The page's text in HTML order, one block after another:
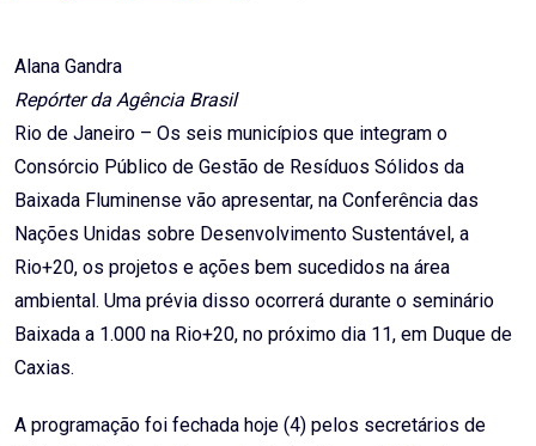
Alana Gandra
Repórter da Agência Brasil
Rio de Janeiro – Os seis municípios que integram o
Consórcio Público de Gestão de Resíduos Sólidos da
Baixada Fluminense vão apresentar, na Conferência das
Nações Unidas sobre Desenvolvimento Sustentável, a
Rio+20, os projetos e ações bem sucedidos na área
ambiental. Uma prévia disso ocorrerá durante o seminário
Baixada a 1.000 na Rio+20, no próximo dia 11, em Duque de
Caxias.
A programação foi fechada hoje (4) pelos secretários de